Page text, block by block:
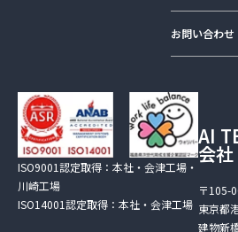
お問い合わせ
AI
会社
〒105-
東京都
建物新
ISO9001認定取得：本社・会津工場・
川崎工場
ISO14001認定取得：本社・会津工場